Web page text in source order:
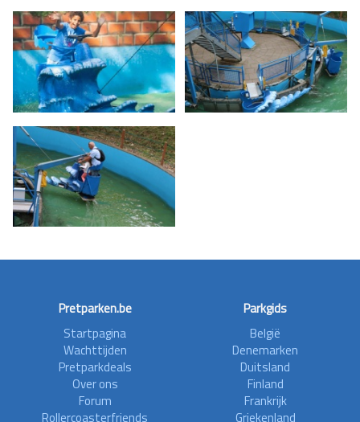
Pretparken.be
Startpagina
Wachttijden
Pretparkdeals
Over ons
Forum
Rollercoasterfriends
Parkgids
België
Denemarken
Duitsland
Finland
Frankrijk
Griekenland